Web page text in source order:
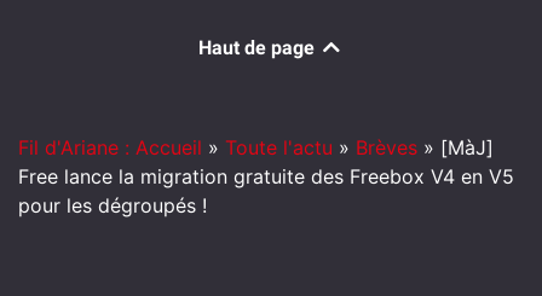
Haut de page
Fil d'Ariane : Accueil » Toute l'actu » Brèves » [MàJ]
Free lance la migration gratuite des Freebox V4 en V5
pour les dégroupés !